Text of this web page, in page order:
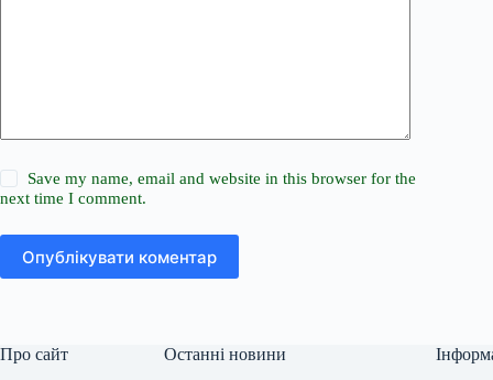
Save my name, email and website in this browser for the
next time I comment.
Опублікувати коментар
Про сайт Останні новини